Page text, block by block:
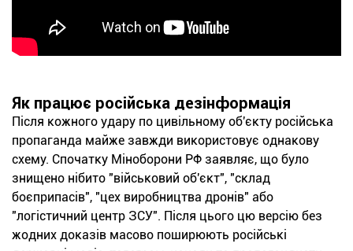
Як працює російська дезінформація
Після кожного удару по цивільному об'єкту російська
пропаганда майже завжди використовує однакову
схему. Спочатку Міноборони РФ заявляє, що було
знищено нібито "військовий об'єкт", "склад
боєприпасів", "цех виробництва дронів" або
"логістичний центр ЗСУ". Після цього цю версію без
жодних доказів масово поширюють російські